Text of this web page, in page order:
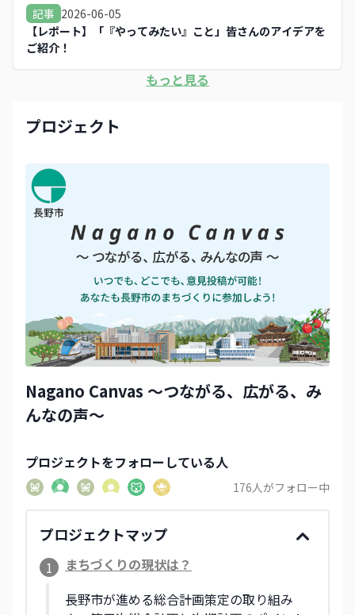
記事 2026-06-05
【レポート】「『やってみたい』こと」皆さんのアイデアを
ご紹介！
もっと見る
プロジェクト
Nagano Canvas 〜つながる、広がる、み
んなの声〜
プロジェクトをフォローしている人
176人がフォロー中
プロジェクトマップ
1
まちづくりの現状は？
長野市が進める総合計画策定の取り組み